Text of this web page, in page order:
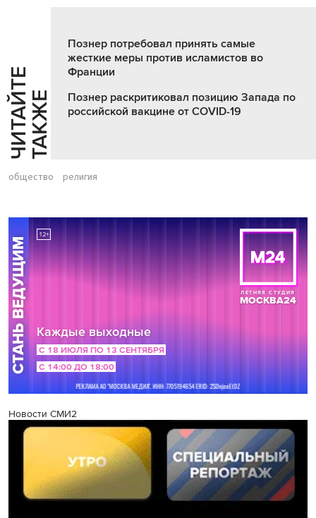
Ч
И
Т
АЙ
Т
Е
Т
А
К
ЖЕ
Познер потребовал принять самые
жесткие меры против исламистов во
Франции
Познер раскритиковал позицию Запада по
российской вакцине от COVID-19
общество религия
Новости СМИ2